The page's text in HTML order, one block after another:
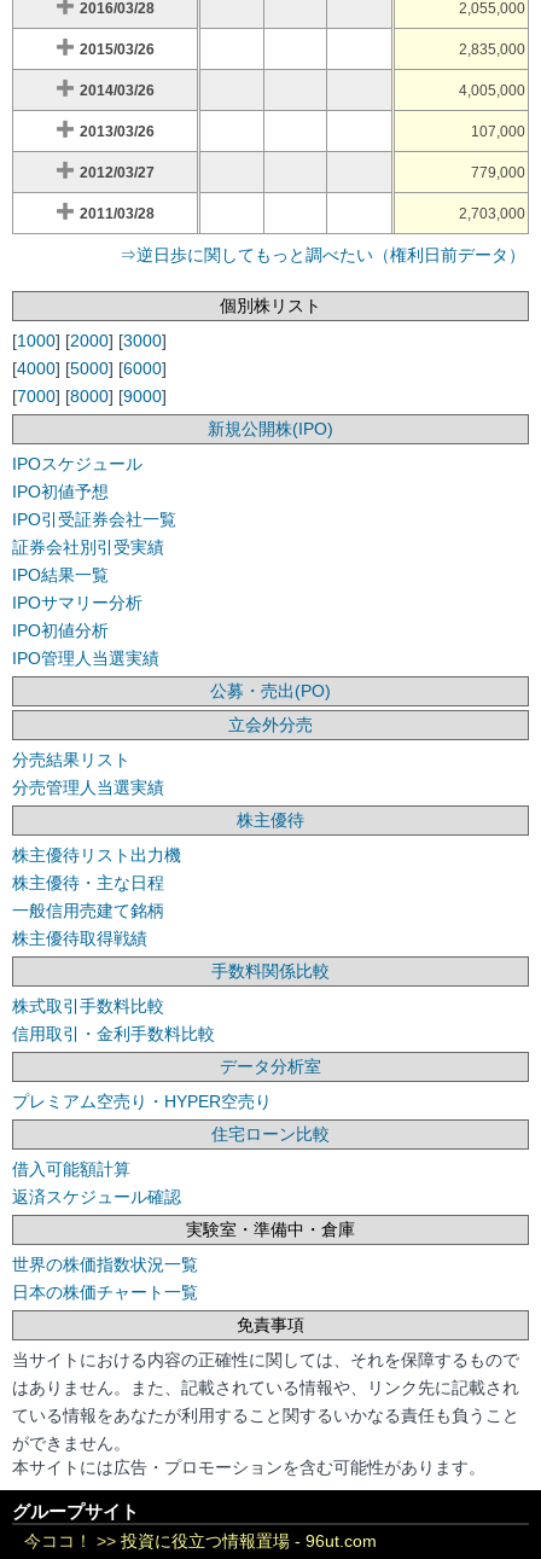
2016/03/28 2,055,000
2015/03/26 2,835,000
2014/03/26 4,005,000
2013/03/26 107,000
2012/03/27 779,000
2011/03/28 2,703,000
⇒逆日歩に関してもっと調べたい（権利日前データ）
個別株リスト
[1000] [2000] [3000]
[4000] [5000] [6000]
[7000] [8000] [9000]
新規公開株(IPO)
IPOスケジュール
IPO初値予想
IPO引受証券会社一覧
証券会社別引受実績
IPO結果一覧
IPOサマリー分析
IPO初値分析
IPO管理人当選実績
公募・売出(PO)
立会外分売
分売結果リスト
分売管理人当選実績
株主優待
株主優待リスト出力機
株主優待・主な日程
一般信用売建て銘柄
株主優待取得戦績
手数料関係比較
株式取引手数料比較
信用取引・金利手数料比較
データ分析室
プレミアム空売り・HYPER空売り
住宅ローン比較
借入可能額計算
返済スケジュール確認
実験室・準備中・倉庫
世界の株価指数状況一覧
日本の株価チャート一覧
免責事項
当サイトにおける内容の正確性に関しては、それを保障するもので
はありません。また、記載されている情報や、リンク先に記載され
ている情報をあなたが利用すること関するいかなる責任も負うこと
ができません。
本サイトには広告・プロモーションを含む可能性があります。
グループサイト
今ココ！ >> 投資に役立つ情報置場 - 96ut.com